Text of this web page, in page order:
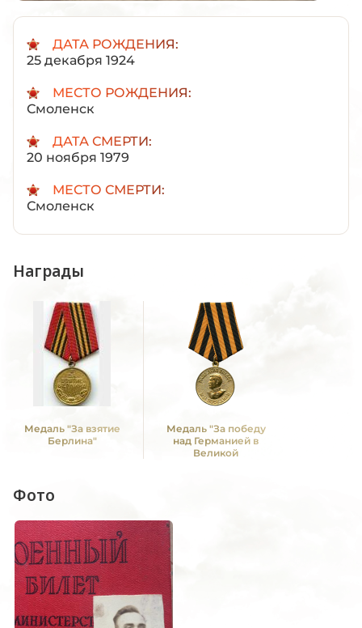
ДАТА РОЖДЕНИЯ:
25 декабря 1924
МЕСТО РОЖДЕНИЯ:
Смоленск
ДАТА СМЕРТИ:
20 ноября 1979
МЕСТО СМЕРТИ:
Смоленск
Награды
Медаль "За взятие
Берлина"
Медаль "За победу
над Германией в
Великой
Фото